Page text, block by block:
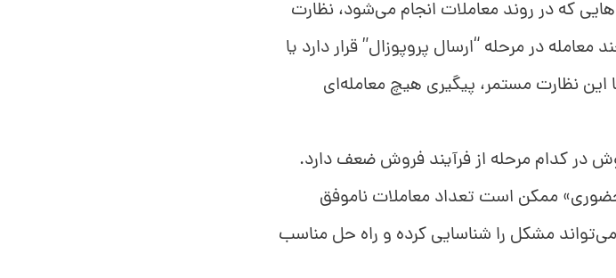
که در روند معاملات انجام می‌شود، نظارت
در مرحله “ارسال پروپوزال” قرار دارد یا
این نظارت مستمر، پیگیری هیچ معامله‌ای
در کدام مرحله از فرآیند فروش ضعف دارد.
ممکن است تعداد معاملات ناموفق
مشکل را شناسایی کرده و راه حل مناسب